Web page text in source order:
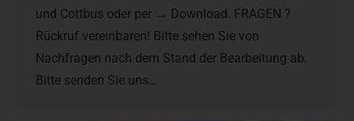
und Cottbus oder per → Download. FRAGEN ?
Rückruf vereinbaren! Bitte sehen Sie von
Nachfragen nach dem Stand der Bearbeitung ab.
Bitte senden Sie uns…